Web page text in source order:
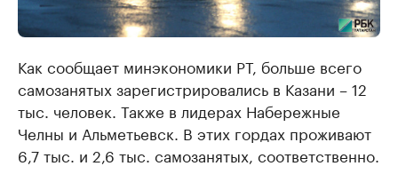
Как сообщает минэкономики РТ, больше всего
самозанятых зарегистрировались в Казани – 12
тыс. человек. Также в лидерах Набережные
Челны и Альметьевск. В этих гордах проживают
6,7 тыс. и 2,6 тыс. самозанятых, соответственно.